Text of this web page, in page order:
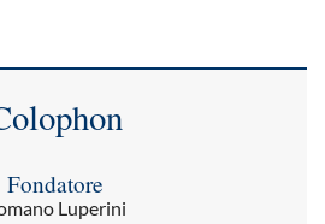
Fondatore
Luperini